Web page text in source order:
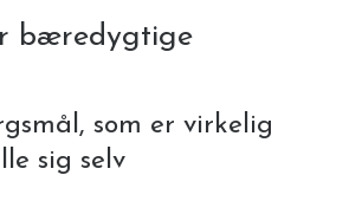
bæredygtige
som er virkelig
sig selv